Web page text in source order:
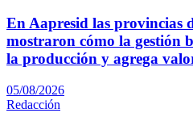
En Aapresid las provincias
mostraron cómo la gestión
la producción y agrega
05/08/2026
Redacción